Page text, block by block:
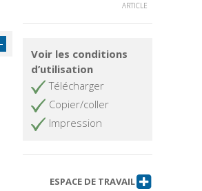
ARTICLE
Voir les conditions
d’utilisation
Télécharger
Copier/coller
Impression
ESPACE DE TRAVAIL